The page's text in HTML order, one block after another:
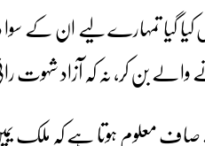
کیا گیا تمہارے لیے ان کے
بن کر، نہ کہ آزاد شہوت
معلوم ہوتا ہے کہ ملک